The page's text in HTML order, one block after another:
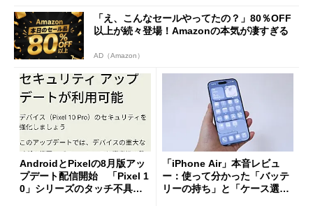
「え、こんなセールやってたの？」80％OFF
以上が続々登場！Amazonの本気が凄すぎる
AD（Amazon）
AndroidとPixelの8月版アッ
プデート配信開始 「Pixel 1
0」シリーズのタッチ不具合
「iPhone Air」本音レビュ
ー：使って分かった「バッテ
リーの持ち」と「ケース選